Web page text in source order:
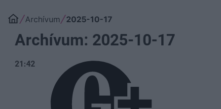
Archívum 2025-10-17
Archívum: 2025-10-17
21:42